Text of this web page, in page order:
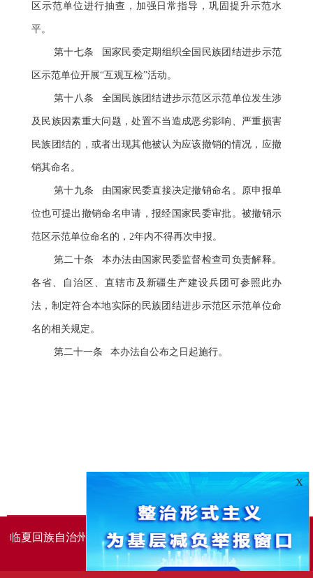
区示范单位进行抽查，加强日常指导，巩固提升示范水
平。
第十七条 国家民委定期组织全国民族团结进步示范
区示范单位开展“互观互检”活动。
第十八条 全国民族团结进步示范区示范单位发生涉
及民族因素重大问题，处置不当造成恶劣影响、严重损害
民族团结的，或者出现其他被认为应该撤销的情况，应撤
销其命名。
第十九条 由国家民委直接决定撤销命名。原申报单
位也可提出撤销命名申请，报经国家民委审批。被撤销示
范区示范单位命名的，2年内不得再次申报。
第二十条 本办法由国家民委监督检查司负责解释。
各省、自治区、直辖市及新疆生产建设兵团可参照此办
法，制定符合本地实际的民族团结进步示范区示范单位命
名的相关规定。
第二十一条 本办法自公布之日起施行。
临夏回族自治州人民政府办公室主办 临夏回族自治州人民政
府信息中心承办
X